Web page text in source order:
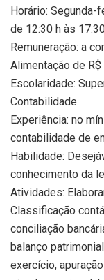
Horário: Segunda-
de 12:30 h às
Remuneração: a
Alimentação de
Escolaridade:
Contabilidade.
Experiência: no
contabilidade de
Habilidade:
conhecimento da
Atividades:
Classificação
conciliação
balanço
exercício,